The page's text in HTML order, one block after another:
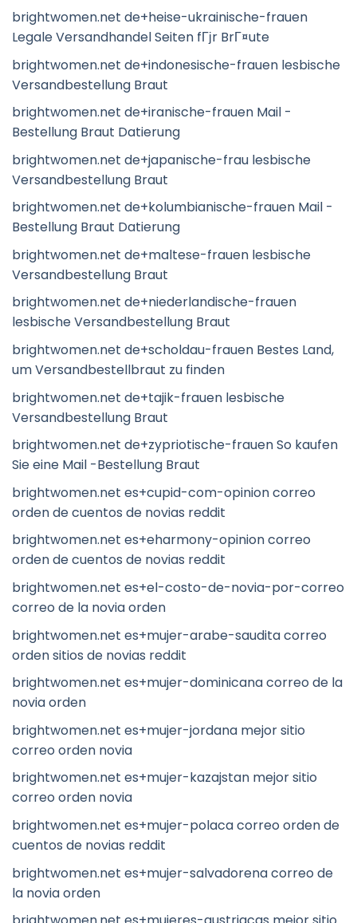
brightwomen.net de+heise-ukrainische-frauen
Legale Versandhandel Seiten fГјr BrГ¤ute
brightwomen.net de+indonesische-frauen lesbische
Versandbestellung Braut
brightwomen.net de+iranische-frauen Mail -
Bestellung Braut Datierung
brightwomen.net de+japanische-frau lesbische
Versandbestellung Braut
brightwomen.net de+kolumbianische-frauen Mail -
Bestellung Braut Datierung
brightwomen.net de+maltese-frauen lesbische
Versandbestellung Braut
brightwomen.net de+niederlandische-frauen
lesbische Versandbestellung Braut
brightwomen.net de+scholdau-frauen Bestes Land,
um Versandbestellbraut zu finden
brightwomen.net de+tajik-frauen lesbische
Versandbestellung Braut
brightwomen.net de+zypriotische-frauen So kaufen
Sie eine Mail -Bestellung Braut
brightwomen.net es+cupid-com-opinion correo
orden de cuentos de novias reddit
brightwomen.net es+eharmony-opinion correo
orden de cuentos de novias reddit
brightwomen.net es+el-costo-de-novia-por-correo
correo de la novia orden
brightwomen.net es+mujer-arabe-saudita correo
orden sitios de novias reddit
brightwomen.net es+mujer-dominicana correo de la
novia orden
brightwomen.net es+mujer-jordana mejor sitio
correo orden novia
brightwomen.net es+mujer-kazajstan mejor sitio
correo orden novia
brightwomen.net es+mujer-polaca correo orden de
cuentos de novias reddit
brightwomen.net es+mujer-salvadorena correo de
la novia orden